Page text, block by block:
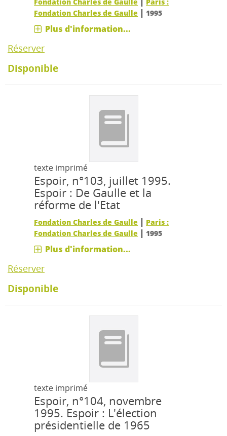
Fondation Charles de Gaulle | 1995
Plus d'information...
Réserver
Disponible
texte imprimé
Espoir, n°103, juillet 1995.
Espoir : De Gaulle et la
réforme de l'Etat
Fondation Charles de Gaulle | Paris :
Fondation Charles de Gaulle | 1995
Plus d'information...
Réserver
Disponible
texte imprimé
Espoir, n°104, novembre
1995. Espoir : L'élection
présidentielle de 1965